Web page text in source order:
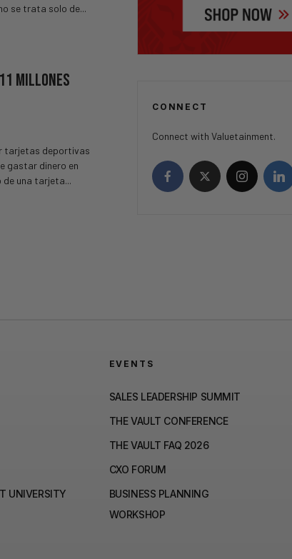
se trata solo de...
Millones
tarjetas deportivas
gastar dinero en
una tarjeta...
CONNECT
Connect with Valuetainment.
UNIVERSITY
EVENTS
SALES LEADERSHIP SUMMIT
THE VAULT CONFERENCE
THE VAULT FAQ 2026
CXO FORUM
BUSINESS PLANNING
WORKSHOP